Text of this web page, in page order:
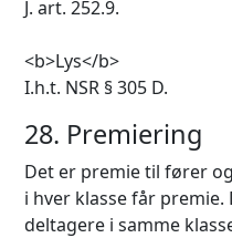
J. art. 252.9.
<b>Lys</b>
I.h.t. NSR § 305 D.
28. Premiering
Det er premie til fører
i hver klasse får
deltagere i samme